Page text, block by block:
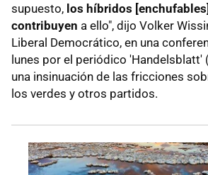
supuesto, los híbridos
contribuyen a ello", dijo Volker
Liberal Democrático, en una
lunes por el periódico 'Handelsblatt'
una insinuación de las fricciones
los verdes y otros partidos.